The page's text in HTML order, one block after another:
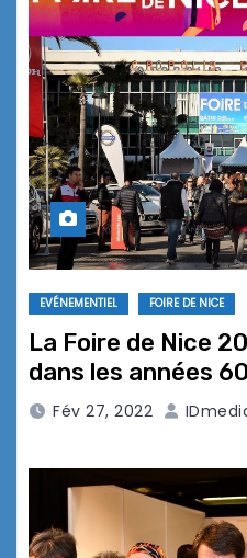
EVÉNEMENTIEL FOIRE DE NICE
La Foire de Nice
dans les années
Fév 27, 2022